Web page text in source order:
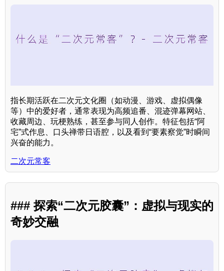
指长期活跃在二次元文化圈（如动漫、游戏、虚拟偶像
等）中的爱好者，通常表现为高频追番、混迹弹幕网站、
收藏周边、玩梗熟练，甚至参与同人创作。特征包括“阿
宅”式作息、口头禅带日语腔，以及看到“要素察觉”时瞬间
兴奋的能力。
二次元常客
### 探索“二次元胶囊”：虚拟与现实的
奇妙交融